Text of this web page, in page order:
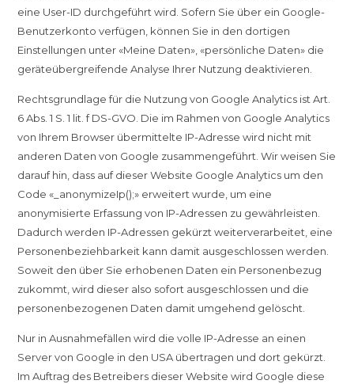
eine User-ID durchgeführt wird. Sofern Sie über ein Google-
Benutzerkonto verfügen, können Sie in den dortigen
Einstellungen unter «Meine Daten», «persönliche Daten» die
geräteübergreifende Analyse Ihrer Nutzung deaktivieren.
Rechtsgrundlage für die Nutzung von Google Analytics ist Art.
6 Abs. 1 S. 1 lit. f DS-GVO. Die im Rahmen von Google Analytics
von Ihrem Browser übermittelte IP-Adresse wird nicht mit
anderen Daten von Google zusammengeführt. Wir weisen Sie
darauf hin, dass auf dieser Website Google Analytics um den
Code «_anonymizeIp();» erweitert wurde, um eine
anonymisierte Erfassung von IP-Adressen zu gewährleisten.
Dadurch werden IP-Adressen gekürzt weiterverarbeitet, eine
Personenbeziehbarkeit kann damit ausgeschlossen werden.
Soweit den über Sie erhobenen Daten ein Personenbezug
zukommt, wird dieser also sofort ausgeschlossen und die
personenbezogenen Daten damit umgehend gelöscht.
Nur in Ausnahmefällen wird die volle IP-Adresse an einen
Server von Google in den USA übertragen und dort gekürzt.
Im Auftrag des Betreibers dieser Website wird Google diese